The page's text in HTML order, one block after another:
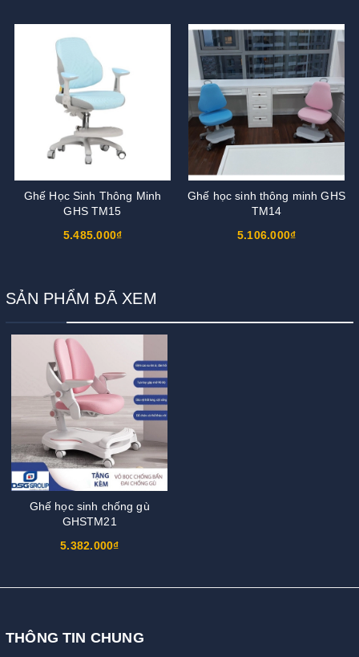
Ghế Học Sinh Thông Minh
GHS TM15
5.485.000₫
Ghế học sinh thông minh GHS
TM14
5.106.000₫
SẢN PHẨM ĐÃ XEM
Ghế học sinh chống gù
GHSTM21
5.382.000₫
THÔNG TIN CHUNG